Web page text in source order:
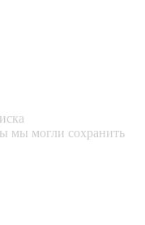
мы могли сохранить